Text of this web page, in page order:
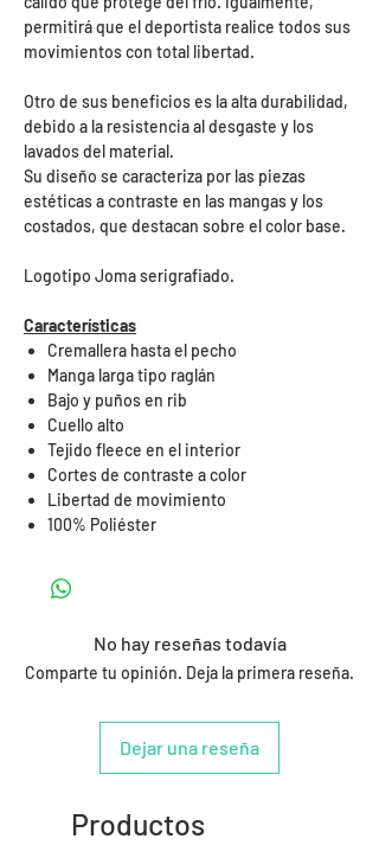
permitirá que el deportista realice todos sus
movimientos con total libertad.
Otro de sus beneficios es la alta durabilidad,
debido a la resistencia al desgaste y los
lavados del material.
Su diseño se caracteriza por las piezas
estéticas a contraste en las mangas y los
costados, que destacan sobre el color base.
Logotipo Joma serigrafiado.
Características
Cremallera hasta el pecho
Manga larga tipo raglán
Bajo y puños en rib
Cuello alto
Tejido fleece en el interior
Cortes de contraste a color
Libertad de movimiento
100% Poliéster
No hay reseñas todavía
Comparte tu opinión. Deja la primera reseña.
Dejar una reseña
Productos